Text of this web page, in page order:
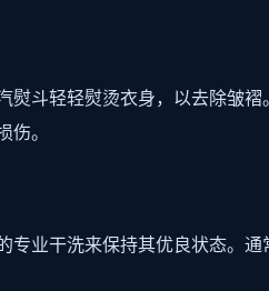
熨斗轻轻熨烫衣身，以去除皱
。
专业干洗来保持其优良状态。